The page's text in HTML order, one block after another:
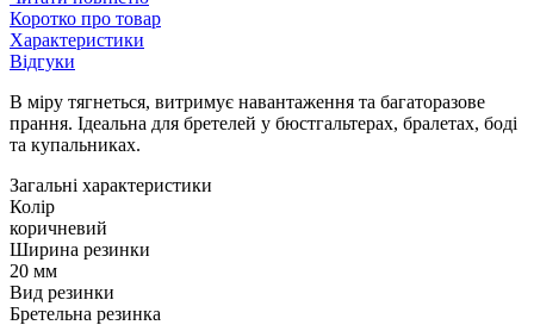
Коротко про товар
Характеристики
Відгуки
В міру тягнеться, витримує навантаження та багаторазове
прання. Ідеальна для бретелей у бюстгальтерах, бралетах, боді
та купальниках.
Загальні характеристики
Колір
коричневий
Ширина резинки
20 мм
Вид резинки
Бретельна резинка